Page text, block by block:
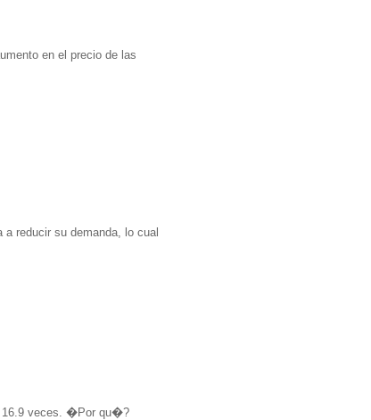
en el precio de las
reducir su demanda, lo cual
16.9 veces. �Por qu�?